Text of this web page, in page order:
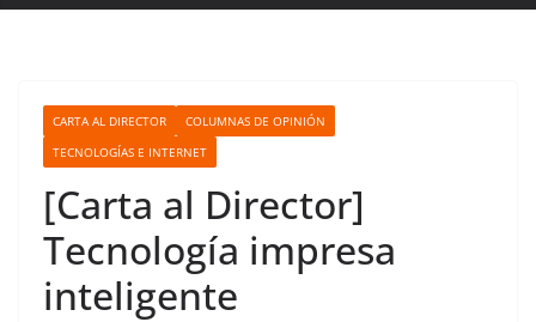
CARTA AL DIRECTOR
COLUMNAS DE OPINIÓN
TECNOLOGÍAS E INTERNET
[Carta al Director]
Tecnología impresa
inteligente